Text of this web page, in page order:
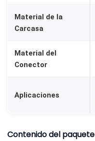
t
d
a
Material de la
Carcasa
Material del
Conector
Aplicaciones
Contenido del paquete